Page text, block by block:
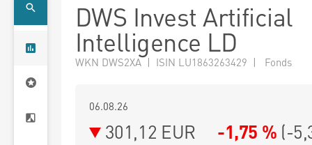
DWS Invest Artificial
Intelligence LD
WKN DWS2XA | ISIN LU1863263429 | Fonds
06.08.26
301,12 EUR -1,75 % (-